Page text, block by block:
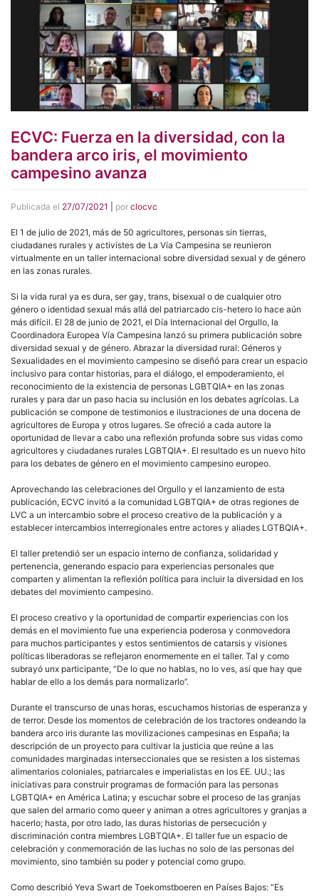
ECVC: Fuerza en la diversidad, con la
bandera arco iris, el movimiento
campesino avanza
Publicada el 27/07/2021 por clocvc
El 1 de julio de 2021, más de 50 agricultores, personas sin tierras,
ciudadanes rurales y activistes de La Vía Campesina se reunieron
virtualmente en un taller internacional sobre diversidad sexual y de género
en las zonas rurales.
Si la vida rural ya es dura, ser gay, trans, bisexual o de cualquier otro
género o identidad sexual más allá del patriarcado cis-hetero lo hace aún
más difícil. El 28 de junio de 2021, el Día Internacional del Orgullo, la
Coordinadora Europea Vía Campesina lanzó su primera publicación sobre
diversidad sexual y de género. Abrazar la diversidad rural: Géneros y
Sexualidades en el movimiento campesino se diseñó para crear un espacio
inclusivo para contar historias, para el diálogo, el empoderamiento, el
reconocimiento de la existencia de personas LGBTQIA+ en las zonas
rurales y para dar un paso hacia su inclusión en los debates agrícolas. La
publicación se compone de testimonios e ilustraciones de una docena de
agricultores de Europa y otros lugares. Se ofreció a cada autore la
oportunidad de llevar a cabo una reflexión profunda sobre sus vidas como
agricultores y ciudadanes rurales LGBTQIA+. El resultado es un nuevo hito
para los debates de género en el movimiento campesino europeo.
Aprovechando las celebraciones del Orgullo y el lanzamiento de esta
publicación, ECVC invitó a la comunidad LGBTQIA+ de otras regiones de
LVC a un intercambio sobre el proceso creativo de la publicación y a
establecer intercambios interregionales entre actores y aliades LGTBQIA+.
El taller pretendió ser un espacio interno de confianza, solidaridad y
pertenencia, generando espacio para experiencias personales que
comparten y alimentan la reflexión política para incluir la diversidad en los
debates del movimiento campesino.
El proceso creativo y la oportunidad de compartir experiencias con los
demás en el movimiento fue una experiencia poderosa y conmovedora
para muchos participantes y estos sentimientos de catarsis y visiones
políticas liberadoras se reflejaron enormemente en el taller. Tal y como
subrayó unx participante, “De lo que no hablas, no lo ves, así que hay que
hablar de ello a los demás para normalizarlo’’.
Durante el transcurso de unas horas, escuchamos historias de esperanza y
de terror. Desde los momentos de celebración de los tractores ondeando la
bandera arco iris durante las movilizaciones campesinas en España; la
descripción de un proyecto para cultivar la justicia que reúne a las
comunidades marginadas interseccionales que se resisten a los sistemas
alimentarios coloniales, patriarcales e imperialistas en los EE. UU.; las
iniciativas para construir programas de formación para las personas
LGBTQIA+ en América Latina; y escuchar sobre el proceso de las granjas
que salen del armario como queer y animan a otres agricultores y granjas a
hacerlo; hasta, por otro lado, las duras historias de persecución y
discriminación contra miembres LGBTQIA+. El taller fue un espacio de
celebración y conmemoración de las luchas no solo de las personas del
movimiento, sino también su poder y potencial como grupo.
Como describió Yeva Swart de Toekomstboeren en Países Bajos: “Es